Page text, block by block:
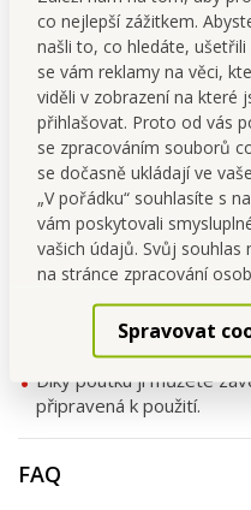
co nejlepší zážitkem.
našli to, co hledáte,
se vám reklamy na věci,
viděli v zobrazení na které
přihlašovat. Proto od vás
se zpracováním souborů
se dočasně ukládají ve
„V pořádku“ souhlasíte s
vám poskytovali
vašich údajů. Svůj
na stránce zpracování
Spravovat
Péče a údržba
Po použití opláchněte
Bambusovou část chraňte
zachování krásného
hadříkem nebo lehce
Tipy pro použití
Po sprchování stírejte
usazování vodního
Využijte i nazrcadla a
zůstanou bez šmouh.
Díky poutku ji můžete
připravená k použití.
FAQ